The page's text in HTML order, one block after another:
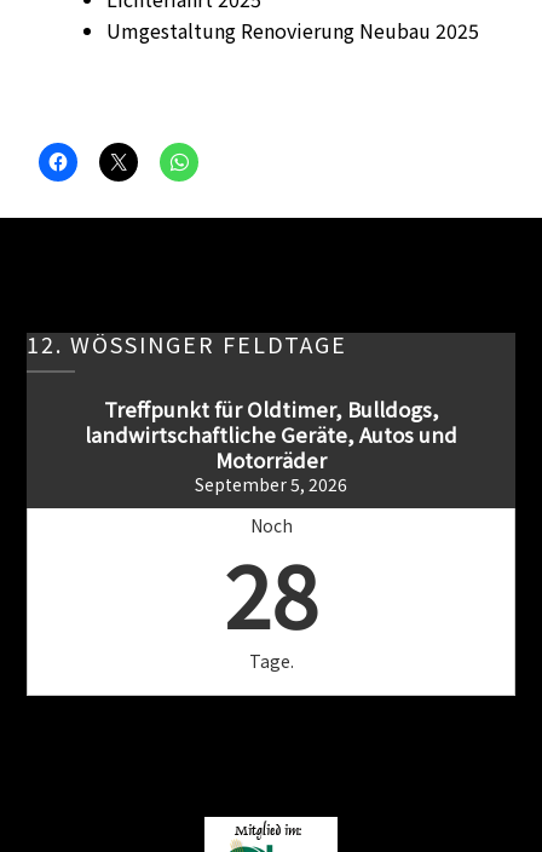
Umgestaltung Renovierung Neubau 2025
12. WÖSSINGER FELDTAGE
Treffpunkt für Oldtimer, Bulldogs,
landwirtschaftliche Geräte, Autos und
Motorräder
September 5, 2026
Noch
28
Tage.